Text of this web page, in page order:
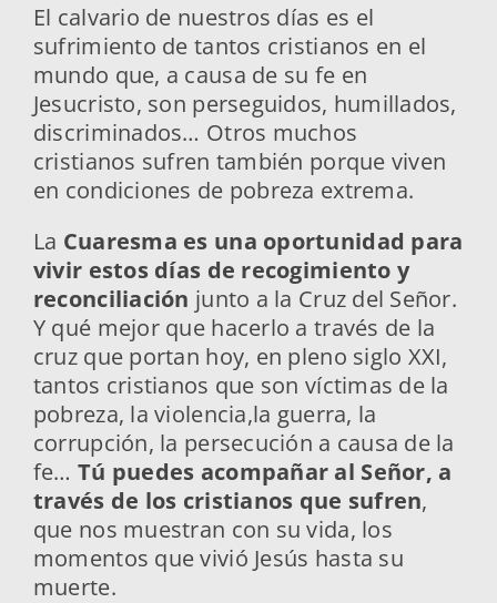
El calvario de nuestros días es el
sufrimiento de tantos cristianos en el
mundo que, a causa de su fe en
Jesucristo, son perseguidos, humillados,
discriminados… Otros muchos
cristianos sufren también porque viven
en condiciones de pobreza extrema.
La Cuaresma es una oportunidad para
vivir estos días de recogimiento y
reconciliación junto a la Cruz del Señor.
Y qué mejor que hacerlo a través de la
cruz que portan hoy, en pleno siglo XXI,
tantos cristianos que son víctimas de la
pobreza, la violencia,la guerra, la
corrupción, la persecución a causa de la
fe…Tú puedes acompañar al Señor, a
través de los cristianos que sufren,
que nos muestran con su vida, los
momentos que vivió Jesús hasta su
muerte.